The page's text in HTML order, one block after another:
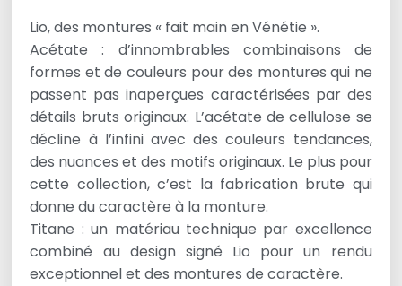
Lio, des montures « fait main en Vénétie ».
Acétate : d’innombrables combinaisons de
formes et de couleurs pour des montures qui ne
passent pas inaperçues caractérisées par des
détails bruts originaux. L’acétate de cellulose se
décline à l’infini avec des couleurs tendances,
des nuances et des motifs originaux. Le plus pour
cette collection, c’est la fabrication brute qui
donne du caractère à la monture.
Titane : un matériau technique par excellence
combiné au design signé Lio pour un rendu
exceptionnel et des montures de caractère.